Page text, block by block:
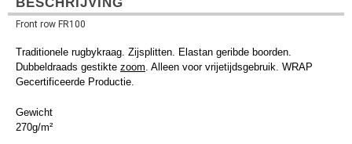
Front row FR100
Traditionele rugbykraag. Zijsplitten. Elastan ​​geribde boorden.
Dubbeldraads gestikte zoom. Alleen voor vrijetijdsgebruik. WRAP
Gecertificeerde Productie.
Gewicht
270g/m²